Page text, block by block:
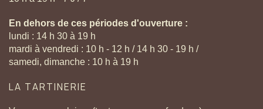
En dehors de ces périodes d'ouverture :
lundi : 14 h 30 à 19 h
mardi à vendredi : 10 h - 12 h / 14 h 30 - 19 h /
samedi, dimanche : 10 h à 19 h
LA TARTINERIE